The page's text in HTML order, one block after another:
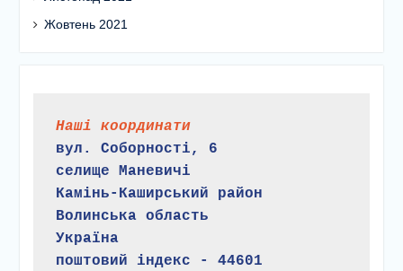
Жовтень 2021
Наші координати
вул. Соборності, 6
селище Маневичі
Камінь-Каширський район
Волинська область
Україна
поштовий індекс - 44601